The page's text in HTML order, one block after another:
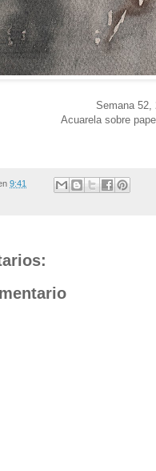
Semana 52,
Acuarela sobre
9:41